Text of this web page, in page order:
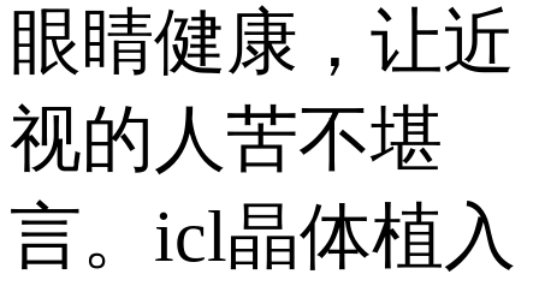
眼睛健康，让近
视的人苦不堪
言。icl晶体植入